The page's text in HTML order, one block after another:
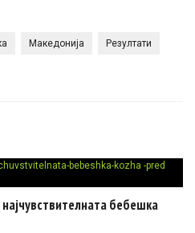
Македонија Резултати
бебешка